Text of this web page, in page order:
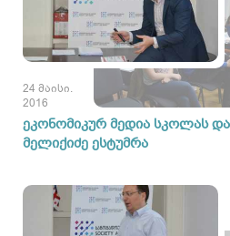
24 მაისი.
2016
ეკონომიკურ მედია სკოლას
მელიქიძე ესტუმრა